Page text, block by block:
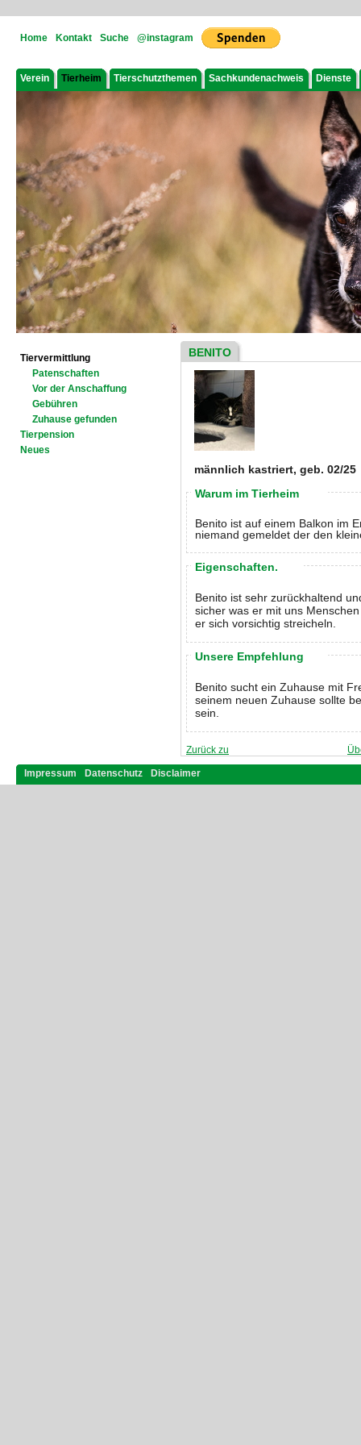
Home Kontakt Suche @instagram
Verein Tierheim Tierschutzthemen Sachkundenachweis Dienste
Tiervermittlung
Patenschaften
Vor der Anschaffung
Gebühren
Zuhause gefunden
Tierpension
Neues
BENITO
männlich kastriert, geb. 02/25
Warum im Tierheim
Benito ist auf einem Balkon im
niemand gemeldet der den
Eigenschaften.
Benito ist sehr zurückhaltend
sicher was er mit uns
er sich vorsichtig streicheln.
Unsere Empfehlung
Benito sucht ein Zuhause mit
seinem neuen Zuhause sollte
sein.
Zurück zu
Impressum Datenschutz Disclaimer